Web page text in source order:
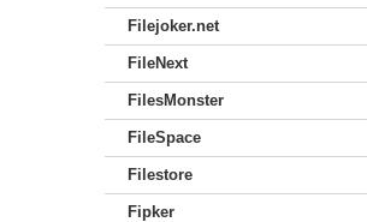
Filejoker.net
FileNext
FilesMonster
FileSpace
Filestore
Fipker